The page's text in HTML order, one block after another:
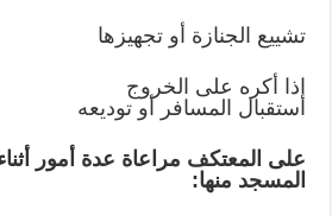
تشييع الجنازة أو تجهيزها
إذا أكره على الخروج
استقبال المسافر أو توديعه
على المعتكف مراعاة عدة أمور
المسجد منها: